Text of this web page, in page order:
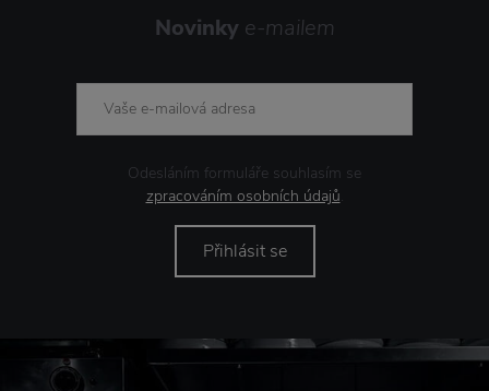
Novinky e-mailem
Odesláním formuláře souhlasím se
zpracováním osobních údajů.
Přihlásit se